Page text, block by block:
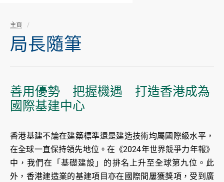
主頁
局長隨筆
善用優勢 把握機遇 打造香港成為
國際基建中心
香港基建不論在建築標準還是建造技術均屬國際級水平，
在全球一直保持領先地位。在《2024年世界競爭力年報》
中，我們在「基礎建設」的排名上升至全球第九位。此
外，香港建造業的基建項目亦在國際間屢獲獎項，受到廣